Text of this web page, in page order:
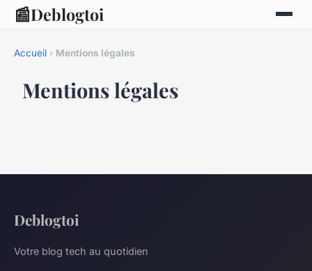
📰Deblogtoi
Accueil › Mentions légales
Mentions légales
Deblogtoi
Votre blog tech au quotidien